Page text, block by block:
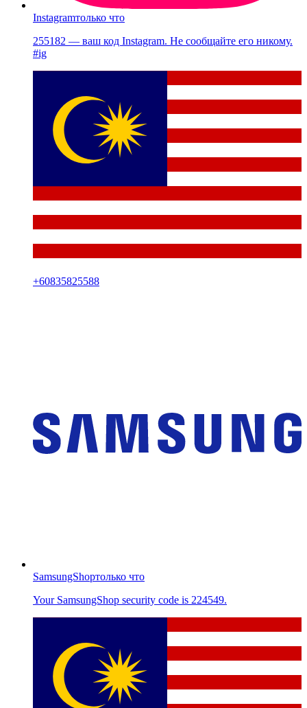
Instagramтолько что
255182 — ваш код Instagram. Не сообщайте его никому.
#ig
+60835825588
SamsungShopтолько что
Your SamsungShop security code is 224549.